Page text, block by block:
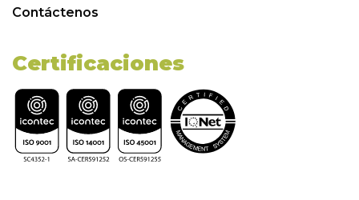
Contáctenos
Certificaciones